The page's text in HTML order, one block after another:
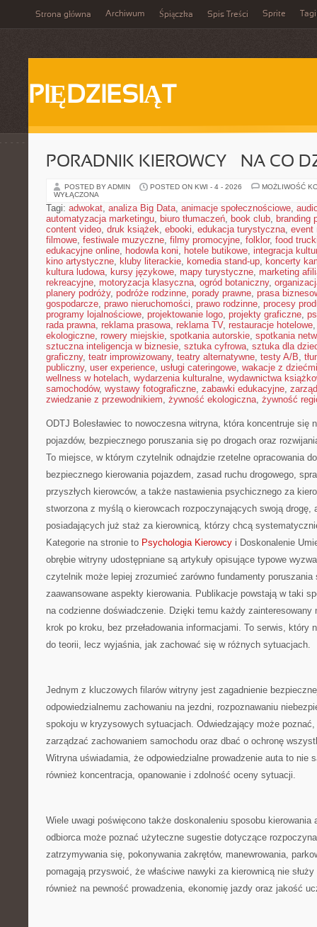
Strona główna Archiwum Śpiączka Spis Treści Sprite Tagi
PIĘDZIESIĄT
PORADNIK KIEROWCY – NA CO
POSTED BY ADMIN POSTED ON KWI - 4 - 2026
MOŻLIWOŚĆ
WYŁĄCZONA
Tagi: adwokat, analiza Big Data, animacje społecznościowe,
automatyzacja marketingu, biuro tłumaczeń, book club, branding
content video, druk książek, ebooki, edukacja turystyczna, event
filmowe, festiwale muzyczne, filmy promocyjne, folklor, food
edukacyjne online, hodowla koni, hotele butikowe, integracja
kino artystyczne, kluby literackie, komedia stand-up, koncerty
kultura ludowa, kursy językowe, mapy turystyczne, marketing
rekreacyjne, motoryzacja klasyczna, ogród botaniczny,
planery podróży, podróże rodzinne, porady prawne, prasa
gospodarcze, prawo nieruchomości, prawo rodzinne, procesy
programy lojalnościowe, projektowanie logo, projekty graficzne,
rada prawna, reklama prasowa, reklama TV, restauracje hotelowe
ekologiczne, rowery miejskie, spotkania autorskie, spotkania
sztuczna inteligencja w biznesie, sztuka cyfrowa, sztuka dla
graficzny, teatr improwizowany, teatry alternatywne, testy A/B,
publiczny, user experience, usługi cateringowe, wakacje z dziećmi
wellness w hotelach, wydarzenia kulturalne, wydawnictwa
samochodów, wystawy fotograficzne, zabawki edukacyjne,
zwiedzanie z przewodnikiem, żywność ekologiczna, żywność
ODTJ Bolesławiec to nowoczesna witryna, która koncentruje się
pojazdów, bezpiecznego poruszania się po drogach oraz
To miejsce, w którym czytelnik odnajdzie rzetelne opracowania
bezpiecznego kierowania pojazdem, zasad ruchu drogowego,
przyszłych kierowców, a także nastawienia psychicznego za
stworzona z myślą o kierowcach rozpoczynających swoją drogę,
posiadających już staż za kierownicą, którzy chcą
Kategorie na stronie to Psychologia Kierowcy i Doskonalenie
obrębie witryny udostępniane są artykuły opisujące typowe
czytelnik może lepiej zrozumieć zarówno fundamenty
zaawansowane aspekty kierowania. Publikacje powstają w taki
na codzienne doświadczenie. Dzięki temu każdy zainteresowany
krok po kroku, bez przeładowania informacjami. To serwis, który
do teorii, lecz wyjaśnia, jak zachować się w różnych sytuacjach.
Jednym z kluczowych filarów witryny jest zagadnienie
odpowiedzialnemu zachowaniu na jezdni, rozpoznawaniu
spokoju w kryzysowych sytuacjach. Odwiedzający może poznać,
zarządzać zachowaniem samochodu oraz dbać o ochronę
Witryna uświadamia, że odpowiedzialne prowadzenie auta to nie
również koncentracja, opanowanie i zdolność oceny sytuacji.
Wiele uwagi poświęcono także doskonaleniu sposobu kierowania
odbiorca może poznać użyteczne sugestie dotyczące
zatrzymywania się, pokonywania zakrętów, manewrowania,
pomagają przyswoić, że właściwe nawyki za kierownicą nie
również na pewność prowadzenia, ekonomię jazdy oraz jakość